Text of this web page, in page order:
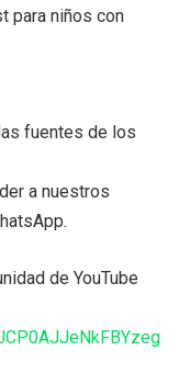
para niños con
fuentes de los
a nuestros
de YouTube